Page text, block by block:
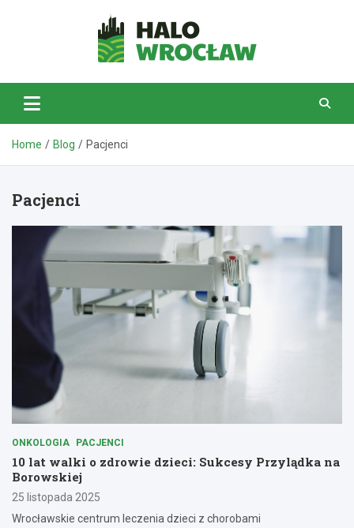
HaloWrocław.pl
Home Blog Pacjenci
Pacjenci
ONKOLOGIA PACJENCI
10 lat walki o zdrowie dzieci: Sukcesy Przylądka na
Borowskiej
25 listopada 2025
Wrocławskie centrum leczenia dzieci z chorobami